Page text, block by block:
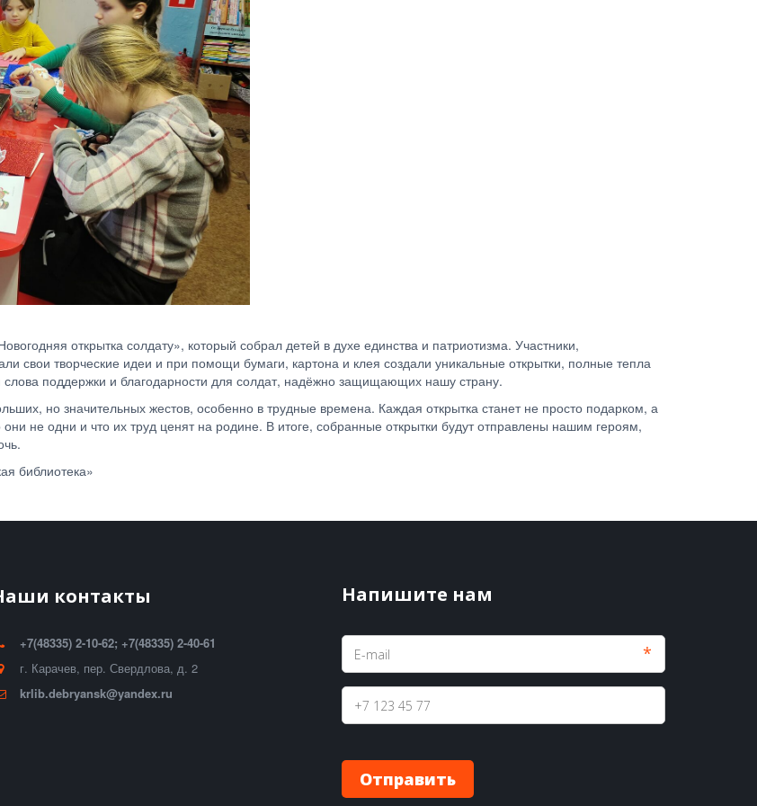
открытка солдату», который собрал детей в духе единства и патриотизма. Участники,
свои творческие идеи и при помощи бумаги, картона и клея создали уникальные открытки, полные тепла
поддержки и благодарности для солдат, надёжно защищающих нашу страну.
но значительных жестов, особенно в трудные времена. Каждая открытка станет не просто подарком, а
не одни и что их труд ценят на родине. В итоге, собранные открытки будут отправлены нашим героям,
библиотека»
контакты
+7(48335) 2-10-62; +7(48335) 2-40-61
г. Карачев, пер. Свердлова, д. 2
krlib.debryansk@yandex.ru
Напишите нам
*
Отправить